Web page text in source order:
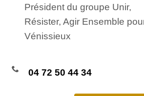
Président du groupe Unir,
Résister, Agir Ensemble
Vénissieux
04 72 50 44 34